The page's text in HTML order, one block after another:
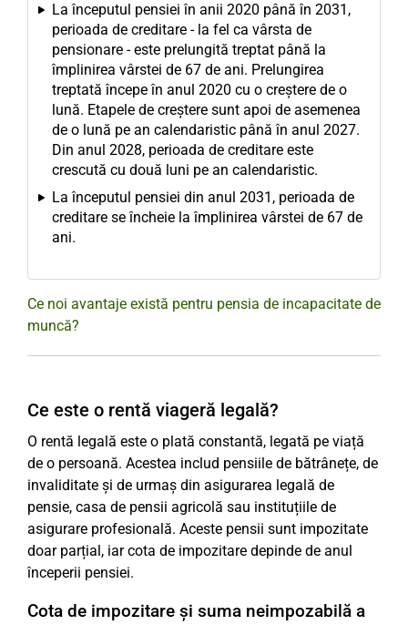
La începutul pensiei în anii 2020 până în 2031,
perioada de creditare - la fel ca vârsta de
pensionare - este prelungită treptat până la
împlinirea vârstei de 67 de ani. Prelungirea
treptată începe în anul 2020 cu o creștere de o
lună. Etapele de creștere sunt apoi de asemenea
de o lună pe an calendaristic până în anul 2027.
Din anul 2028, perioada de creditare este
crescută cu două luni pe an calendaristic.
La începutul pensiei din anul 2031, perioada de
creditare se încheie la împlinirea vârstei de 67 de
ani.
Ce noi avantaje există pentru pensia de incapacitate de
muncă?
Ce este o rentă viageră legală?
O rentă legală este o plată constantă, legată pe viață
de o persoană. Acestea includ pensiile de bătrânețe, de
invaliditate și de urmaș din asigurarea legală de
pensie, casa de pensii agricolă sau instituțiile de
asigurare profesională. Aceste pensii sunt impozitate
doar parțial, iar cota de impozitare depinde de anul
începerii pensiei.
Cota de impozitare și suma neimpozabilă a